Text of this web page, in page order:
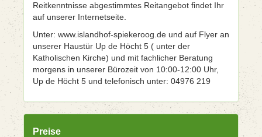
Reitkenntnisse abgestimmtes Reitangebot findet Ihr
auf unserer Internetseite.
Unter: www.islandhof-spiekeroog.de und auf Flyer an
unserer Haustür Up de Höcht 5 ( unter der
Katholischen Kirche) und mit fachlicher Beratung
morgens in unserer Bürozeit von 10:00-12:00 Uhr,
Up de Höcht 5 und telefonisch unter: 04976 219
Preise